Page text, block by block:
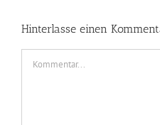
Hinterlasse einen